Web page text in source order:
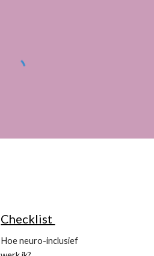
Checklist
Hoe neuro-inclusief